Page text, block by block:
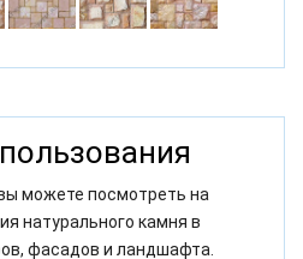
можете посмотреть на
натурального камня в
фасадов и ландшафта.